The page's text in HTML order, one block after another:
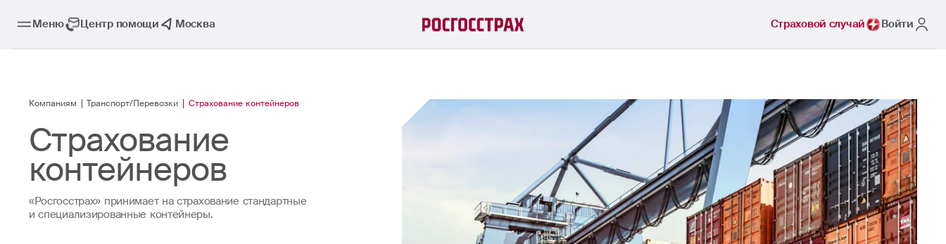
Меню Центр помощи Москва Страховой случай Войти
Компаниям Транспорт/Перевозки Страхование контейнеров
Страхование
контейнеров
«Росгосстрах» принимает на страхование стандартные
и специализированные контейнеры.